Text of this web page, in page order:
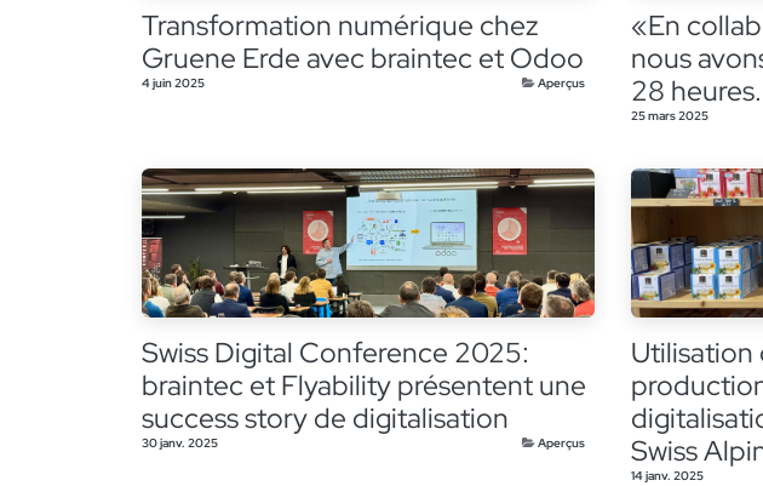
Transformation numérique chez
Gruene Erde avec braintec et Odoo
4 juin 2025 Aperçus
«En
nous
28
25 mars 2025
Swiss Digital Conference 2025:
braintec et Flyability présentent une
success story de digitalisation
30 janv. 2025 Aperçus
Utilisation
Swiss
14 janv. 2025